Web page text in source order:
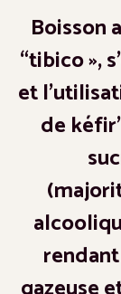
Boisson
“tibico »,
et
de